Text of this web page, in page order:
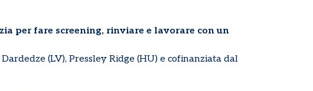
per fare screening, rinviare e lavorare con un
(LV), Pressley Ridge (HU) e cofinanziata dal